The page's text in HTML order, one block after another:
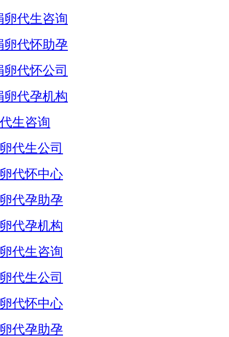
卵代生咨询
卵代怀助孕
卵代怀公司
卵代孕机构
生咨询
代生公司
代怀中心
代孕助孕
代孕机构
代生咨询
代生公司
代怀中心
代孕助孕